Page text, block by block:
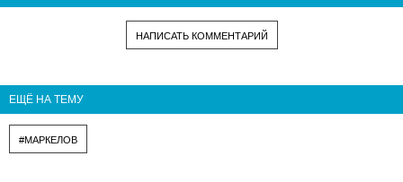
НАПИСАТЬ КОММЕНТАРИЙ
ЕЩЁ НА ТЕМУ
#МАРКЕЛОВ